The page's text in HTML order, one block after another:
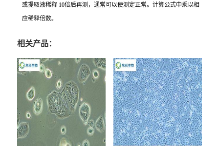
或提取液稀释 10倍后再测，通常可以使测定正常。计算公式中乘以相
应稀释倍数。
相关产品：